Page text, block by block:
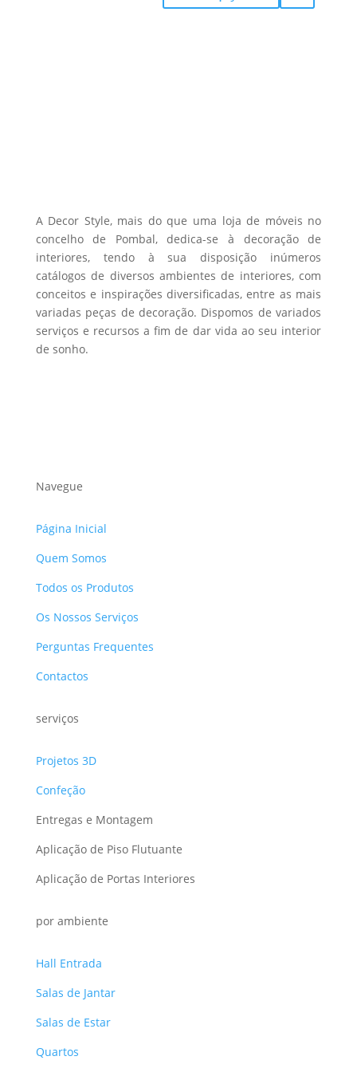
may
range:
product
the
product
page
A Decor Style, mais do que uma loja de móveis no
concelho de Pombal, dedica-se à decoração de
interiores, tendo à sua disposição inúmeros
catálogos de diversos ambientes de interiores, com
conceitos e inspirações diversificadas, entre as mais
variadas peças de decoração. Dispomos de variados
serviços e recursos a fim de dar vida ao seu interior
de sonho.
Navegue
Página Inicial
Quem Somos
Todos os Produtos
Os Nossos Serviços
Perguntas Frequentes
Contactos
serviços
Projetos 3D
Confeção
Entregas e Montagem
Aplicação de Piso Flutuante
Aplicação de Portas Interiores
por ambiente
Hall Entrada
Salas de Jantar
Salas de Estar
Quartos